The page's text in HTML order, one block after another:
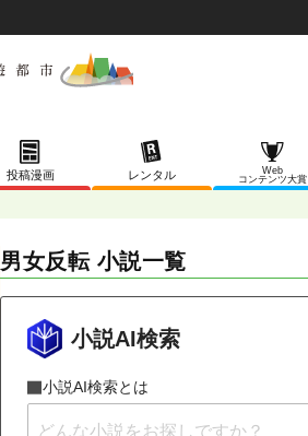
投稿漫画 レンタル
Web
コンテンツ大賞
男女反転 小説一覧
小説AI検索
小説AI検索とは